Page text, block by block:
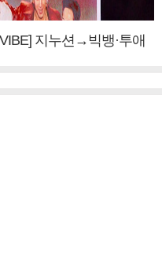
지누션→빅뱅·투애